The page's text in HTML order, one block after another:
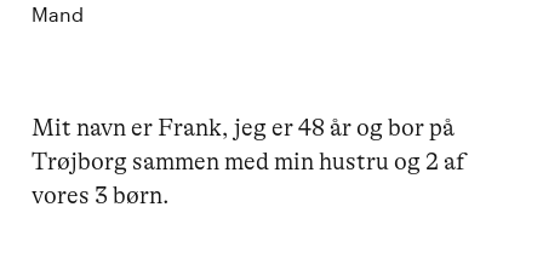
Mand
Mit navn er Frank, jeg er 48 år og bor på
Trøjborg sammen med min hustru og 2 af
vores 3 børn.